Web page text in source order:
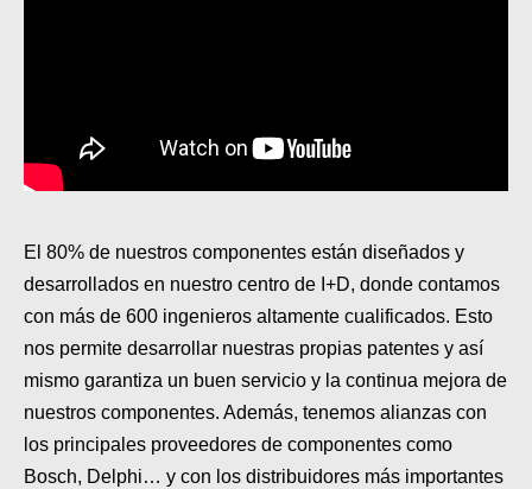
El 80% de nuestros componentes están diseñados y
desarrollados en nuestro centro de I+D, donde contamos
con más de 600 ingenieros altamente cualificados. Esto
nos permite desarrollar nuestras propias patentes y así
mismo garantiza un buen servicio y la continua mejora de
nuestros componentes. Además, tenemos alianzas con
los principales proveedores de componentes como
Bosch, Delphi… y con los distribuidores más importantes